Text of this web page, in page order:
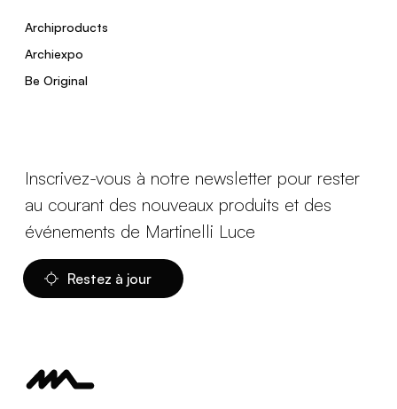
Archiproducts
Archiexpo
Be Original
Inscrivez-vous à notre newsletter pour rester
au courant des nouveaux produits et des
événements de Martinelli Luce
Restez à jour